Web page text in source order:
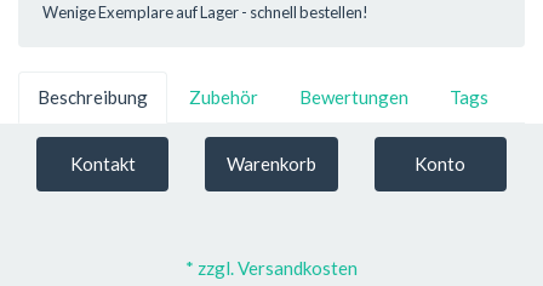
Wenige Exemplare auf Lager - schnell bestellen!
Beschreibung Zubehör Bewertungen Tags
Kontakt Warenkorb Konto
* zzgl. Versandkosten